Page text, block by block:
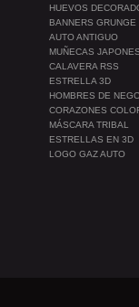
HUEVOS
BANNERS GRUNGE
AUTO ANTIGUO
MUÑECAS
CALAVERA RSS
ESTRELLA 3D
HOMBRES DE
CORAZONES
MÁSCARA TRIBAL
ESTRELLAS EN 3D
LOGO GAZ AUTO